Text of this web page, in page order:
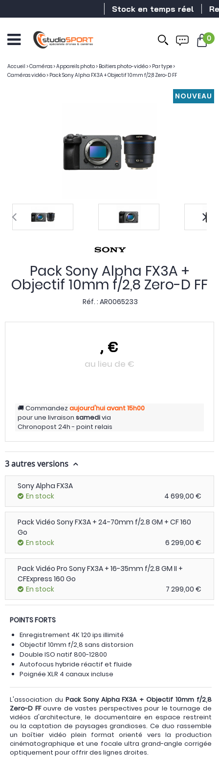
Stock en temps réel
0
Accueil >Caméras>Appareils photo> Boitiers photo-vidéo> Par type>
Caméras vidéo> Pack Sony Alpha FX3A + Objectif 10mm f/2,8 Zero-D FF
NOUVEAU
Pack Sony Alpha FX3A +
Objectif 10mm f/2,8 Zero-D FF
Réf. : AR0065233
, €
au lieu de €
Commandezaujourd'huiavant 15h00
pour une livraison samedivia
Chronopost 24h - point relais
3 autres versions
Sony Alpha FX3A
En stock
4 699,00 €
Pack Vidéo Sony FX3A + 24-70mm f/2.8 GM + CF 160
Go
En stock
6 299,00 €
Pack Vidéo Pro Sony FX3A + 16-35mm f/2.8 GM II +
CFExpress 160 Go
En stock
7 299,00 €
POINTS FORTS
Enregistrement 4K 120 ips illimité
Objectif 10mm f/2,8 sans distorsion
Double ISO natif 800-12800
Autofocus hybride réactif et fluide
Poignée XLR 4 canaux incluse
L'association du Pack Sony Alpha FX3A + Objectif 10mm f/2,8
Zero-D FFouvre de vastes perspectives pour le tournage de
vidéos d'architecture, le documentaire en espace restreint
ou la captation de paysages grandioses. Ce duo rassemble
un boîtier vidéo plein format orienté vers la production
cinématographique et une focale ultra grand-angle corrigée
optiquement pour offrir des lignes droites.